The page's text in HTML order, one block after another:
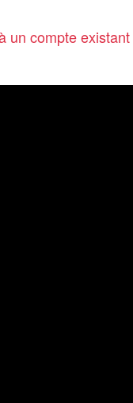
un compte existant